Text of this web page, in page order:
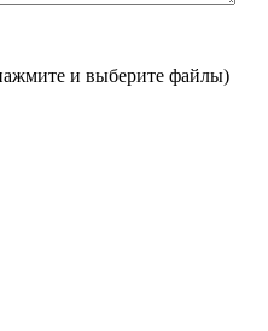
и выберите файлы)